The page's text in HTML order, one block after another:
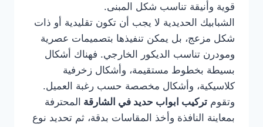
قوية وأنيقة تناسب شكل المبنى.
الشبابيك الحديدية لا يجب أن تكون تقليدية أو ذات
شكل مزعج، بل يمكن تنفيذها بتصميمات عصرية
ومودرن تناسب الديكور الخارجي. فهناك أشكال
بسيطة بخطوط مستقيمة، وأشكال زخرفية
كلاسيكية، وأشكال مخصصة حسب رغبة العميل.
وتقوم تركيب ابواب حديد في الشارقة المحترفة
بمعاينة النافذة وأخذ المقاسات بدقة، ثم تحديد نوع